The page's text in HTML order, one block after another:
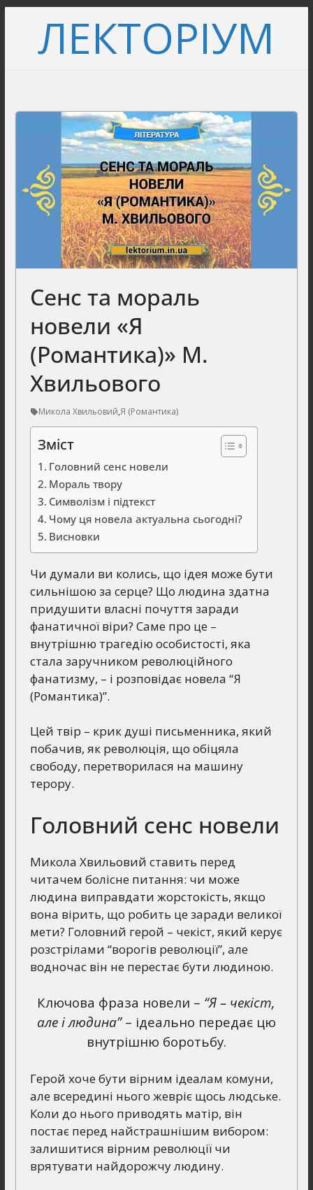
вмістуЛЕКТОРІУМ
Сенс та мораль
новели «Я
(Романтика)» М.
Хвильового
Микола Хвильовий,Я (Романтика)
Зміст
Головний сенс новели
Мораль твору
Символізм і підтекст
Чому ця новела актуальна сьогодні?
Висновки
Чи думали ви колись, що ідея може бути
сильнішою за серце? Що людина здатна
придушити власні почуття заради
фанатичної віри? Саме про це –
внутрішню трагедію особистості, яка
стала заручником революційного
фанатизму, – і розповідає новела “Я
(Романтика)”.
Цей твір – крик душі письменника, який
побачив, як революція, що обіцяла
свободу, перетворилася на машину
терору.
Головний сенс новели
Микола Хвильовий ставить перед
читачем болісне питання: чи може
людина виправдати жорстокість, якщо
вона вірить, що робить це заради великої
мети? Головний герой – чекіст, який керує
розстрілами “ворогів революції”, але
водночас він не перестає бути людиною.
Ключова фраза новели – “Я – чекіст,
але і людина”– ідеально передає цю
внутрішню боротьбу.
Герой хоче бути вірним ідеалам комуни,
але всередині нього жевріє щось людське.
Коли до нього приводять матір, він
постає перед найстрашнішим вибором:
залишитися вірним революції чи
врятувати найдорожчу людину.